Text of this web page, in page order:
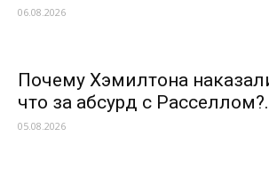
06.08.2026
Почему Хэмилтона
что за абсурд с
05.08.2026